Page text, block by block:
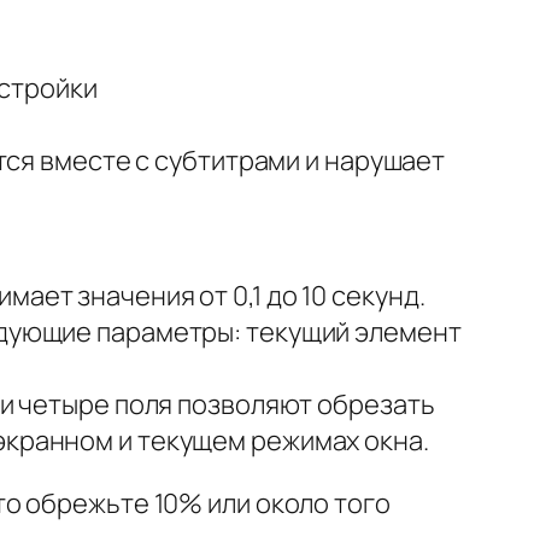
вместе с субтитрами и нарушает
значения от 0,1 до 10 секунд.
параметры: текущий элемент
четыре поля позволяют обрезать
и текущем режимах окна.
обрежьте 10% или около того